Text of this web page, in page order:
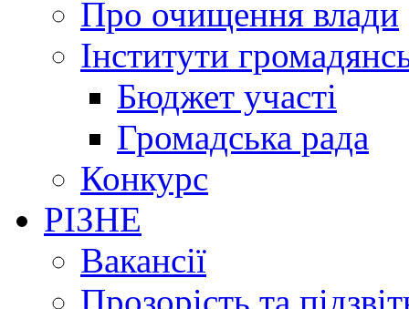
Про очищення влади
Інститути
Бюджет участі
Громадська рада
Конкурс
РІЗНЕ
Вакансії
Прозорість та